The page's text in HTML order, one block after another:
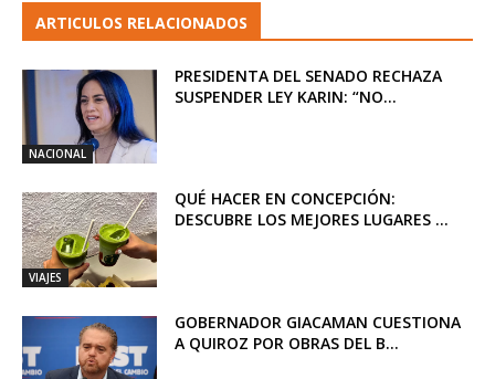
ARTICULOS RELACIONADOS
NACIONAL
PRESIDENTA DEL SENADO RECHAZA
SUSPENDER LEY KARIN: “NO...
VIAJES
QUÉ HACER EN CONCEPCIÓN:
DESCUBRE LOS MEJORES LUGARES ...
GOBERNADOR GIACAMAN CUESTIONA
A QUIROZ POR OBRAS DEL B...